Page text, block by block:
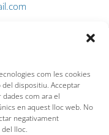
com les cookies
dispositiu. Acceptar
com ara el
en aquest lloc web. No
negativament
lloc.
de Mar